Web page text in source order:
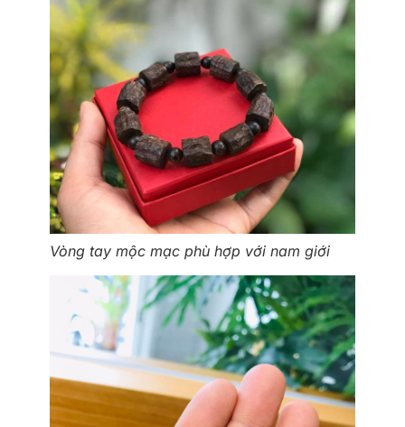
Vòng tay mộc mạc phù hợp với nam giới